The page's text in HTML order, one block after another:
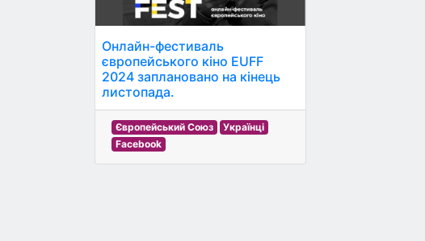
Онлайн-фестиваль
європейського кіно EUFF
2024 заплановано на кінець
листопада.
Європейський Союз
Українці
Facebook